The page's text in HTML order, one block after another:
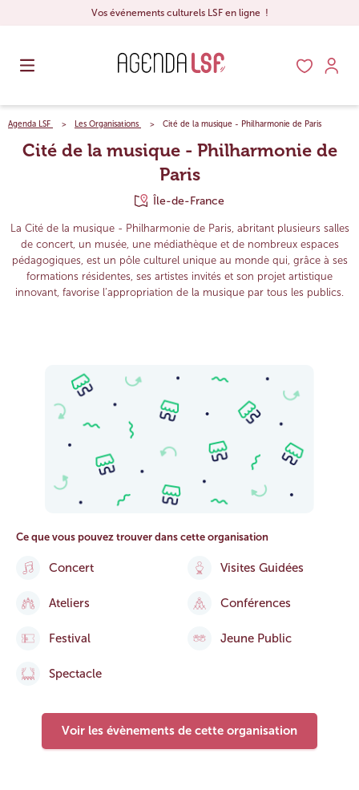
Vos événements culturels LSF en ligne !
Agenda LSF Les Organisations Cité de la musique - Philharmonie de Paris
Cité de la musique - Philharmonie de
Paris
Île-de-France
La Cité de la musique - Philharmonie de Paris, abritant plusieurs salles
de concert, un musée, une médiathèque et de nombreux espaces
pédagogiques, est un pôle culturel unique au monde qui, grâce à ses
formations résidentes, ses artistes invités et son projet artistique
innovant, favorise l’appropriation de la musique par tous les publics.
Ce que vous pouvez trouver dans cette organisation
Concert Visites Guidées
Ateliers Conférences
Festival Jeune Public
Spectacle
Voir les évènements de cette organisation